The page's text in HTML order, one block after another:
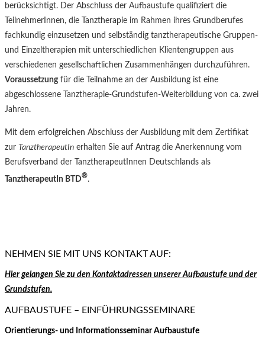
berücksichtigt. Der Abschluss der Aufbaustufe qualifiziert die
TeilnehmerInnen, die Tanztherapie im Rahmen ihres Grundberufes
fachkundig einzusetzen und selbständig tanztherapeutische Gruppen-
und Einzeltherapien mit unterschiedlichen Klientengruppen aus
verschiedenen gesellschaftlichen Zusammenhängen durchzuführen.
Voraussetzungfür die Teilnahme an der Ausbildung ist eine
abgeschlossene Tanztherapie-Grundstufen-Weiterbildung von ca. zwei
Jahren.
Mit dem erfolgreichen Abschluss der Ausbildung mit dem Zertifikat
zur TanztherapeutIn erhalten Sie auf Antrag die Anerkennung vom
Berufsverband der TanztherapeutInnen Deutschlands als
TanztherapeutIn BTD®.
NEHMEN SIE MIT UNS KONTAKT AUF:
Hier gelangen Sie zu den Kontaktadressen unserer Aufbaustufe und der
Grundstufen.
AUFBAUSTUFE – EINFÜHRUNGSSEMINARE
Orientierungs- und Informationsseminar Aufbaustufe